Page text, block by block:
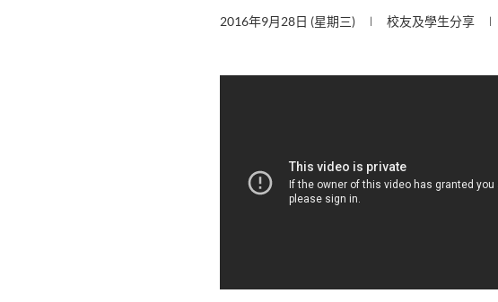
2016年9月28日 (星期三) 校友及學生分享